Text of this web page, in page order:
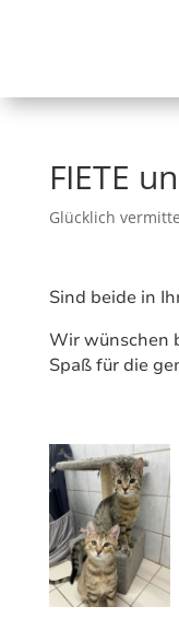
FIETE
Glücklich
Sind beide in
Wir wünschen
Spaß für die